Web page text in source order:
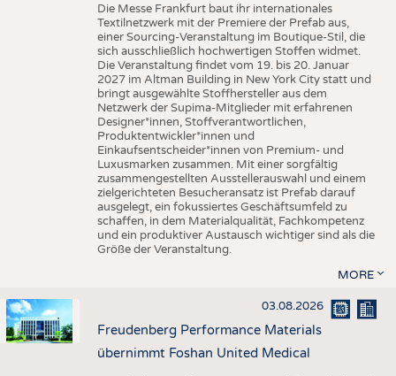
Die Messe Frankfurt baut ihr internationales
Textilnetzwerk mit der Premiere der Prefab aus,
einer Sourcing-Veranstaltung im Boutique-Stil, die
sich ausschließlich hochwertigen Stoffen widmet.
Die Veranstaltung findet vom 19. bis 20. Januar
2027 im Altman Building in New York City statt und
bringt ausgewählte Stoffhersteller aus dem
Netzwerk der Supima-Mitglieder mit erfahrenen
Designer*innen, Stoffverantwortlichen,
Produktentwickler*innen und
Einkaufsentscheider*innen von Premium- und
Luxusmarken zusammen. Mit einer sorgfältig
zusammengestellten Ausstellerauswahl und einem
zielgerichteten Besucheransatz ist Prefab darauf
ausgelegt, ein fokussiertes Geschäftsumfeld zu
schaffen, in dem Materialqualität, Fachkompetenz
und ein produktiver Austausch wichtiger sind als die
Größe der Veranstaltung.
MORE
03.08.2026
Freudenberg Performance Materials
übernimmt Foshan United Medical